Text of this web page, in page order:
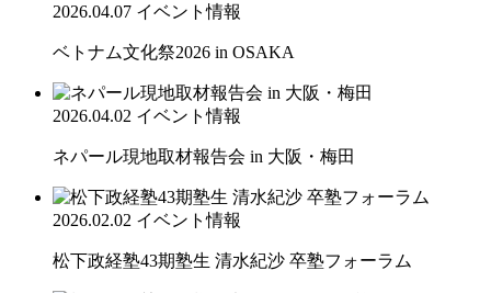
2026.04.07 イベント情報
ベトナム文化祭2026 in OSAKA
2026.04.02 イベント情報
ネパール現地取材報告会 in 大阪・梅田
2026.02.02 イベント情報
松下政経塾43期塾生 清水紀沙 卒塾フォーラム